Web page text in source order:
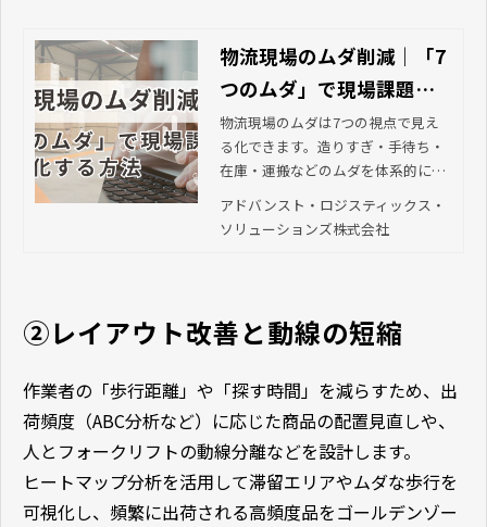
物流現場のムダ削減｜「7
つのムダ」で現場課題を
可視化する方法 | アドバン
スト・ロジスティック
ス・ソリューションズ株
式会社
物流現場のムダは7つの視点で見え
る化できます。造りすぎ・手待ち・
在庫・運搬などのムダを体系的に整
を具体例とともに解説します。
アドバンスト・ロジスティックス・
ソリューションズ株式会社
②レイアウト改善と動線の短縮
作業者の「歩行距離」や「探す時間」を減らすため、出
荷頻度（ABC分析など）に応じた商品の配置見直しや、
人とフォークリフトの動線分離などを設計します。
ヒートマップ分析を活用して滞留エリアやムダな歩行を
可視化し、頻繁に出荷される高頻度品をゴールデンゾー